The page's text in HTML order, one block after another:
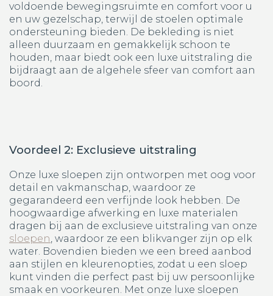
voldoende bewegingsruimte en comfort voor u
en uw gezelschap, terwijl de stoelen optimale
ondersteuning bieden. De bekleding is niet
alleen duurzaam en gemakkelijk schoon te
houden, maar biedt ook een luxe uitstraling die
bijdraagt aan de algehele sfeer van comfort aan
boord.
Voordeel 2: Exclusieve uitstraling
Onze luxe sloepen zijn ontworpen met oog voor
detail en vakmanschap, waardoor ze
gegarandeerd een verfijnde look hebben. De
hoogwaardige afwerking en luxe materialen
dragen bij aan de exclusieve uitstraling van onze
sloepen, waardoor ze een blikvanger zijn op elk
water. Bovendien bieden we een breed aanbod
aan stijlen en kleurenopties, zodat u een sloep
kunt vinden die perfect past bij uw persoonlijke
smaak en voorkeuren. Met onze luxe sloepen